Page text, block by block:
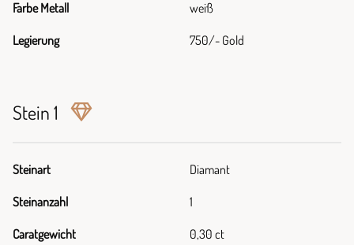
Farbe Metall weiß
Legierung 750/- Gold
Stein 1
Steinart Diamant
Steinanzahl 1
Caratgewicht 0,30 ct